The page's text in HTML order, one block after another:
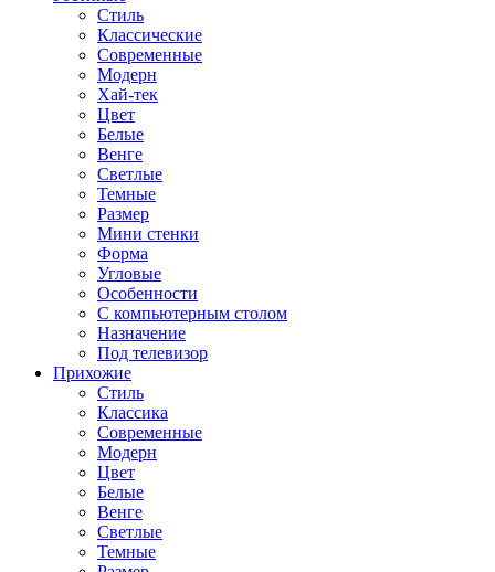
Стиль
Классические
Современные
Модерн
Хай-тек
Цвет
Белые
Венге
Светлые
Темные
Размер
Мини стенки
Форма
Угловые
Особенности
С компьютерным столом
Назначение
Под телевизор
Прихожие
Стиль
Классика
Современные
Модерн
Цвет
Белые
Венге
Светлые
Темные